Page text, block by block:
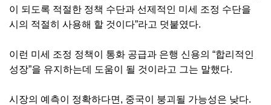
이 되도록 적절한 정책 수단과 선제적인 미세 조정 수단을
시의 적절히 사용해 할 것이다”라고 덧붙였다.
이런 미세 조정 정책이 통화 공급과 은행 신용의 “합리적인
성장”을 유지하는데 도움이 될 것이라고 그는 말했다.
시장의 예측이 정확하다면, 중국이 붕괴될 가능성은 낮다.